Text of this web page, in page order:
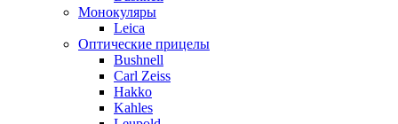
Монокуляры
Leica
Оптические прицелы
Bushnell
Carl Zeiss
Hakko
Kahles